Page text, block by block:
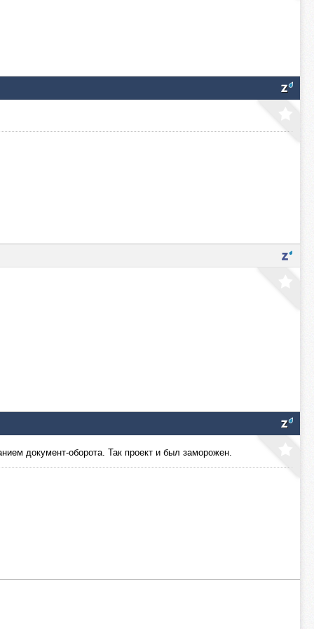
документ-оборота. Так проект и был заморожен.